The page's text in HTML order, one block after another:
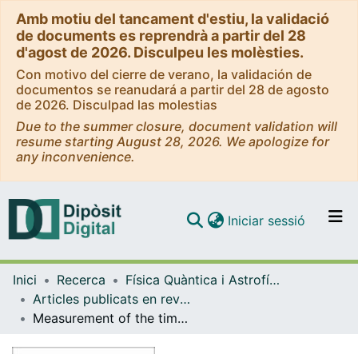
Amb motiu del tancament d'estiu, la validació
de documents es reprendrà a partir del 28
d'agost de 2026. Disculpeu les molèsties.
Con motivo del cierre de verano, la validación de
documentos se reanudará a partir del 28 de agosto
de 2026. Disculpad las molestias
Due to the summer closure, document validation will
resume starting August 28, 2026. We apologize for
any inconvenience.
Navega per tot el DD
Iniciar sessió (current)
Inici Recerca
Física Quàntica i Astrofísica
Articles publicats en revistes (Física Quàntica i Astrofísica)
Measurement of the time-integrated CP asymmetry in D 0 → KS 0 KS 0 decays